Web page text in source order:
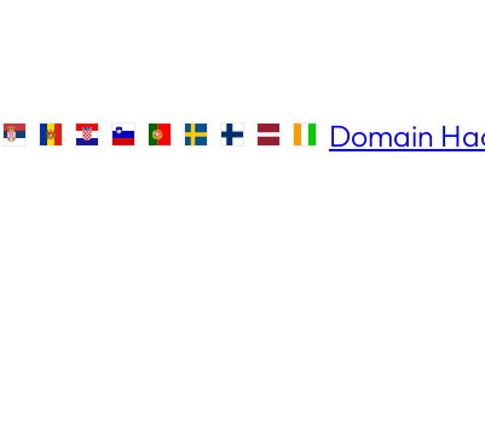
Domain